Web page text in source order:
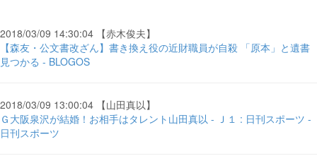
2018/03/09 14:30:04 【赤木俊夫】
【森友・公文書改ざん】書き換え役の近財職員が自殺 「原本」と遺書
見つかる - BLOGOS
2018/03/09 13:00:04 【山田真以】
Ｇ大阪泉沢が結婚！お相手はタレント山田真以 - Ｊ１ : 日刊スポーツ -
日刊スポーツ